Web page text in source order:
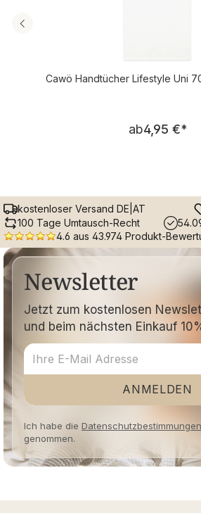
Cawö Handtücher Lifestyle Uni
ab4,95 €*
kostenloser Versand DE|AT
100 Tage Umtausch-Recht
4.6 aus 43.974 Produkt-
Newsletter
Jetzt zum kostenlosen
und beim nächsten Einkauf
ANMELDEN
Ich habe die Datenschutzbestimmungen
genommen.